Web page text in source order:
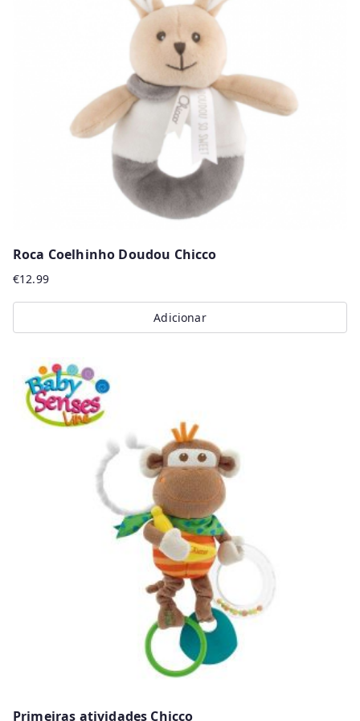
Roca Coelhinho Doudou Chicco
€12.99
Adicionar
Primeiras atividades Chicco